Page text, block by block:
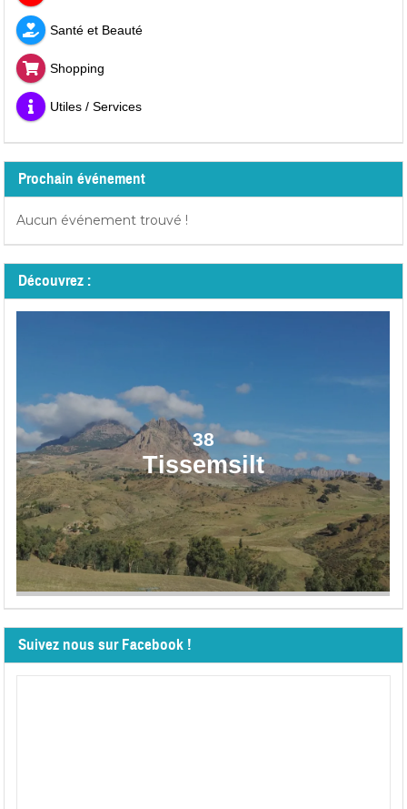
Santé et Beauté
Shopping
Utiles / Services
Prochain événement
Aucun événement trouvé !
Découvrez :
38
Tissemsilt
Suivez nous sur Facebook !